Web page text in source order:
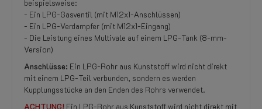
beispielsweise:
- Ein LPG-Gasventil (mit M12x1-Anschlüssen)
- Ein LPG-Verdampfer (mit M12x1-Eingang)
- Die Leistung eines Multivale auf einem LPG-Tank (8-mm-
Version)
Anschlüsse: Ein LPG-Rohr aus Kunststoff wird nicht direkt
mit einem LPG-Teil verbunden, sondern es werden
Kupplungsstücke an den Enden des Rohrs verwendet.
ACHTUNG! Ein LPG-Rohr aus Kunststoff wird nicht direkt mit